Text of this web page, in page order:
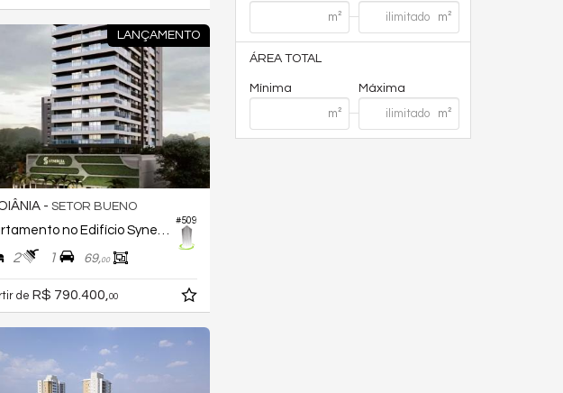
ÁREA TOTAL
Mínima Máxima
LANÇAMENTO
#509
- SETOR BUENO
2 1 69,00
de R$ 790.400, 00